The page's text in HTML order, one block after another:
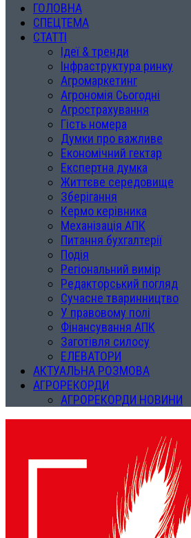
ГОЛОВНА
СПЕЦТЕМА
СТАТТІ
Ідеї & тренди
Інфраструктура ринку
Агромаркетинг
Агрономія Сьогодні
Агрострахування
Гість номера
Думки про важливе
Економічний гектар
Експертна думка
Життєве середовище
Зберігання
Кермо керівника
Механізація АПК
Питання бухгалтерії
Подія
Регіональний вимір
Редакторський погляд
Сучасне тваринництво
У правовому полі
Фінансування АПК
Заготівля силосу
ЕЛЕВАТОРИ
АКТУАЛЬНА РОЗМОВА
АГРОРЕКОРДИ
АГРОРЕКОРДИ НОВИНИ